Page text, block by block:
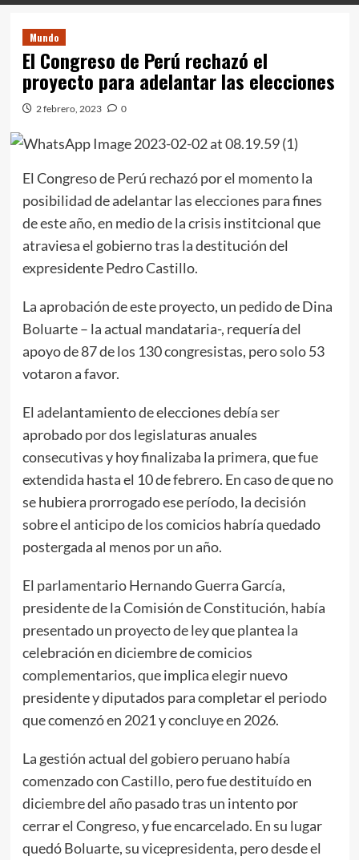
Mundo
El Congreso de Perú rechazó el
proyecto para adelantar las elecciones
2 febrero, 2023 0
El Congreso de Perú rechazó por el momento la
posibilidad de adelantar las elecciones para fines
de este año, en medio de la crisis institcional que
atraviesa el gobierno tras la destitución del
expresidente Pedro Castillo.
La aprobación de este proyecto, un pedido de Dina
Boluarte – la actual mandataria-, requería del
apoyo de 87 de los 130 congresistas, pero solo 53
votaron a favor.
El adelantamiento de elecciones debía ser
aprobado por dos legislaturas anuales
consecutivas y hoy finalizaba la primera, que fue
extendida hasta el 10 de febrero. En caso de que no
se hubiera prorrogado ese período, la decisión
sobre el anticipo de los comicios habría quedado
postergada al menos por un año.
El parlamentario Hernando Guerra García,
presidente de la Comisión de Constitución, había
presentado un proyecto de ley que plantea la
celebración en diciembre de comicios
complementarios, que implica elegir nuevo
presidente y diputados para completar el periodo
que comenzó en 2021 y concluye en 2026.
La gestión actual del gobiero peruano había
comenzado con Castillo, pero fue destituído en
diciembre del año pasado tras un intento por
cerrar el Congreso, y fue encarcelado. En su lugar
quedó Boluarte, su vicepresidenta, pero desde el